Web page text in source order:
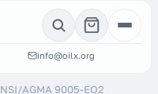
info@oilx.org
AGMA 9005-EO2